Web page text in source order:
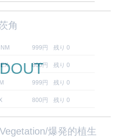
角
999円 残り 0
800円 残り 0
999円 残り 0
800円 残り 0
爆発的植生